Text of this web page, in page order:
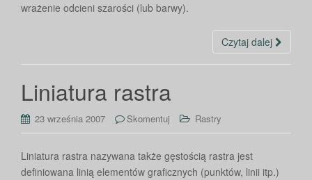
wrażenie odcieni szarości (lub barwy).
Czytaj dalej
Liniatura rastra
23 września 2007 Skomentuj Rastry
Liniatura rastra nazywana także gęstością rastra jest
definiowana linią elementów graficznych (punktów, linii itp.)